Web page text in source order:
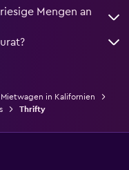
Mengen an
Mietwagen in Kalifornien
Thrifty